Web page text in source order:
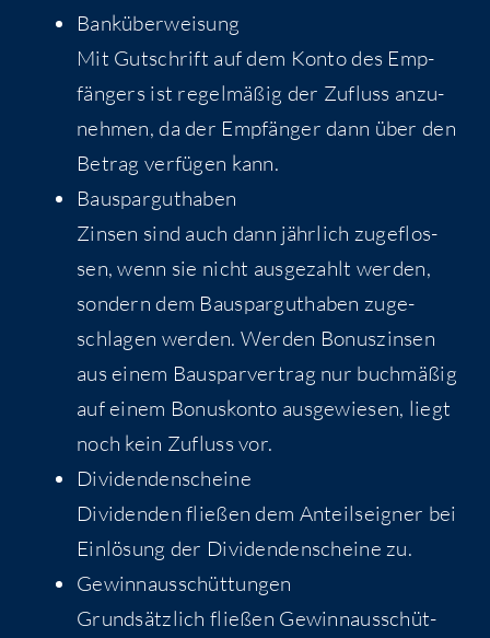
Bank­über­wei­sung
Mit Gut­schrift auf dem Kon­to des Emp­
fän­gers ist regel­mä­ßig der Zufluss anzu­
neh­men, da der Emp­fän­ger dann über den
Betrag ver­fü­gen kann.
Bau­spar­gut­ha­ben
Zin­sen sind auch dann jähr­lich zuge­flos­
sen, wenn sie nicht aus­ge­zahlt wer­den,
son­dern dem Bau­spar­gut­ha­ben zuge­
schla­gen wer­den. Wer­den Bonus­zin­sen
aus einem Bau­spar­ver­trag nur buch­mä­ßig
auf einem Bonus­kon­to aus­ge­wie­sen, liegt
noch kein Zufluss vor.
Divi­den­den­schei­ne
Divi­den­den flie­ßen dem Anteils­eig­ner bei
Ein­lö­sung der Divi­den­den­schei­ne zu.
Gewinn­aus­schüt­tun­gen
Grund­sätz­lich flie­ßen Gewinn­aus­schüt­